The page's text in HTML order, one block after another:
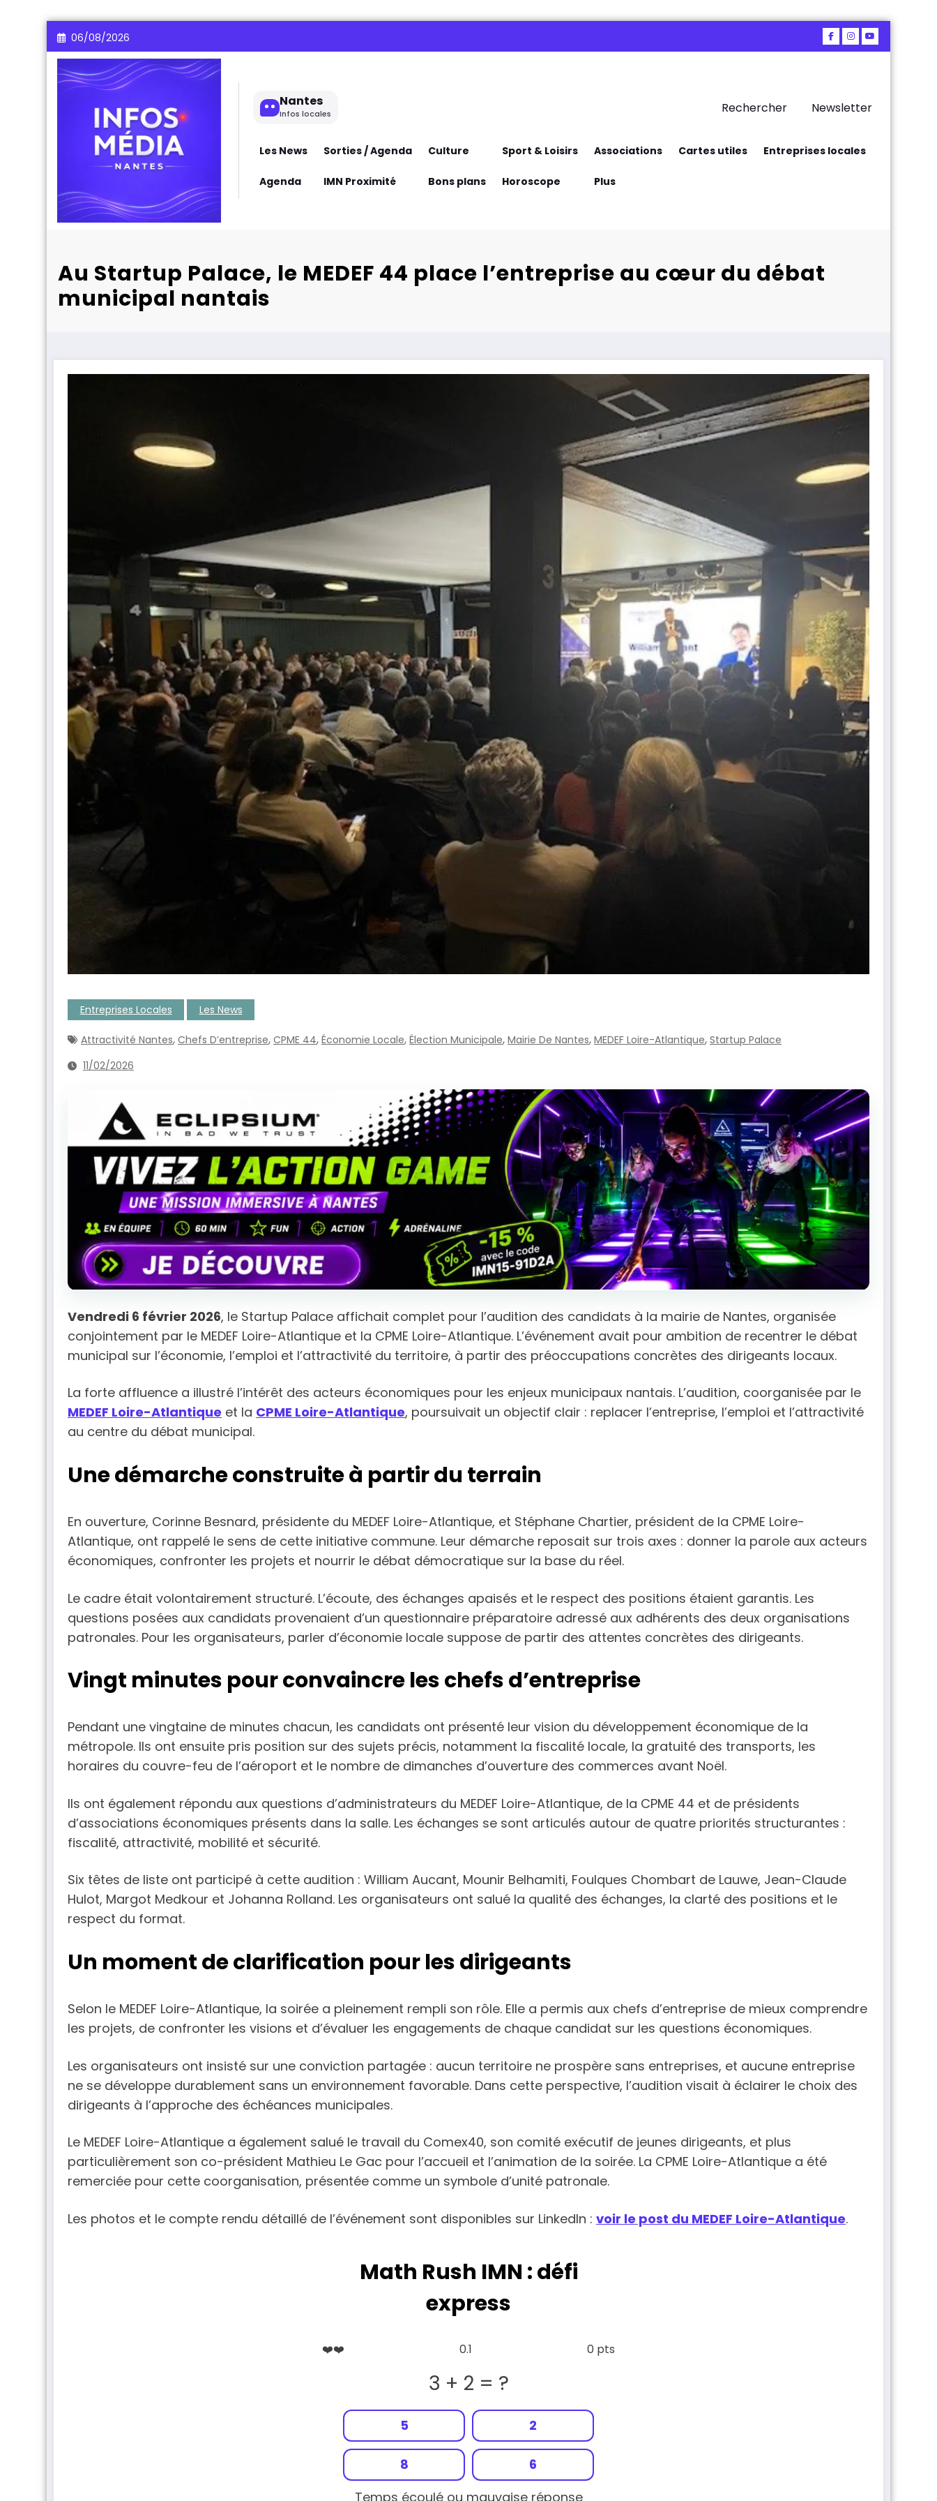
Aller
au
contenu
06/08/2026
Nantes
Infos locales Rechercher Newsletter
Les News Sorties / Agenda Culture Sport & Loisirs Associations Cartes utiles Entreprises locales
Agenda IMN Proximité Bons plans Horoscope Plus
Au Startup Palace, le MEDEF 44 place l’entreprise au cœur du débat
municipal nantais
Entreprises Locales Les News
Attractivité Nantes, Chefs D’entreprise, CPME 44, Économie Locale, Élection Municipale, Mairie De Nantes, MEDEF Loire-Atlantique, Startup Palace
11/02/2026
Vendredi 6 février 2026, le Startup Palace affichait complet pour l’audition des candidats à la mairie de Nantes, organisée
conjointement par le MEDEF Loire-Atlantique et la CPME Loire-Atlantique. L’événement avait pour ambition de recentrer le débat
municipal sur l’économie, l’emploi et l’attractivité du territoire, à partir des préoccupations concrètes des dirigeants locaux.
La forte affluence a illustré l’intérêt des acteurs économiques pour les enjeux municipaux nantais. L’audition, coorganisée par le
MEDEF Loire-Atlantique et la CPME Loire-Atlantique, poursuivait un objectif clair : replacer l’entreprise, l’emploi et l’attractivité
au centre du débat municipal.
Une démarche construite à partir du terrain
En ouverture, Corinne Besnard, présidente du MEDEF Loire-Atlantique, et Stéphane Chartier, président de la CPME Loire-
Atlantique, ont rappelé le sens de cette initiative commune. Leur démarche reposait sur trois axes : donner la parole aux acteurs
économiques, confronter les projets et nourrir le débat démocratique sur la base du réel.
Le cadre était volontairement structuré. L’écoute, des échanges apaisés et le respect des positions étaient garantis. Les
questions posées aux candidats provenaient d’un questionnaire préparatoire adressé aux adhérents des deux organisations
patronales. Pour les organisateurs, parler d’économie locale suppose de partir des attentes concrètes des dirigeants.
Vingt minutes pour convaincre les chefs d’entreprise
Pendant une vingtaine de minutes chacun, les candidats ont présenté leur vision du développement économique de la
métropole. Ils ont ensuite pris position sur des sujets précis, notamment la fiscalité locale, la gratuité des transports, les
horaires du couvre-feu de l’aéroport et le nombre de dimanches d’ouverture des commerces avant Noël.
Ils ont également répondu aux questions d’administrateurs du MEDEF Loire-Atlantique, de la CPME 44 et de présidents
d’associations économiques présents dans la salle. Les échanges se sont articulés autour de quatre priorités structurantes :
fiscalité, attractivité, mobilité et sécurité.
Six têtes de liste ont participé à cette audition : William Aucant, Mounir Belhamiti, Foulques Chombart de Lauwe, Jean-Claude
Hulot, Margot Medkour et Johanna Rolland. Les organisateurs ont salué la qualité des échanges, la clarté des positions et le
respect du format.
Un moment de clarification pour les dirigeants
Selon le MEDEF Loire-Atlantique, la soirée a pleinement rempli son rôle. Elle a permis aux chefs d’entreprise de mieux comprendre
les projets, de confronter les visions et d’évaluer les engagements de chaque candidat sur les questions économiques.
Les organisateurs ont insisté sur une conviction partagée : aucun territoire ne prospère sans entreprises, et aucune entreprise
ne se développe durablement sans un environnement favorable. Dans cette perspective, l’audition visait à éclairer le choix des
dirigeants à l’approche des échéances municipales.
Le MEDEF Loire-Atlantique a également salué le travail du Comex40, son comité exécutif de jeunes dirigeants, et plus
particulièrement son co-président Mathieu Le Gac pour l’accueil et l’animation de la soirée. La CPME Loire-Atlantique a été
remerciée pour cette coorganisation, présentée comme un symbole d’unité patronale.
Les photos et le compte rendu détaillé de l’événement sont disponibles sur LinkedIn : voir le post du MEDEF Loire-Atlantique.
Math Rush IMN : défi
express
❤️ 1.7 0 pts
6 * 3 = ?
20 15
18
16
Temps écoulé ou mauvaise réponse